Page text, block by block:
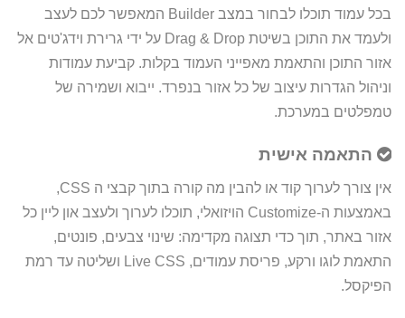
בכל עמוד תוכלו לבחור במצב Builder המאפשר לכם לעצב
ולעמד את התוכן בשיטת Drag & Drop על ידי גרירת וידג'טים אל
אזור התוכן והתאמת מאפייני העמוד בקלות. קביעת עמודות
וניהול הגדרות עיצוב של כל אזור בנפרד. ייבוא ושמירה של
טמפלטים במערכת.
התאמה אישית
אין צורך לערוך קוד או להבין מה קורה בתוך קבצי ה CSS,
באמצעות ה-Customize הויזואלי, תוכלו לערוך ולעצב און ליין כל
אזור באתר, תוך כדי תצוגה מקדימה: שינוי צבעים, פונטים,
התאמת לוגו ורקע, פריסת עמודים, Live CSS ושליטה עד רמת
הפיקסל.